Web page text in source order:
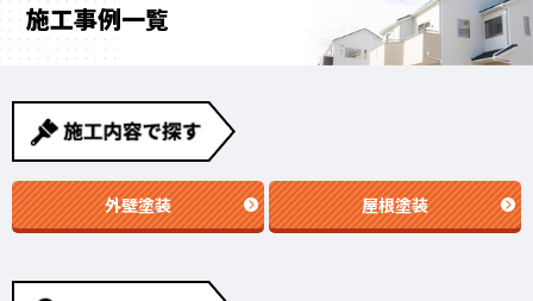
施工事例一覧
外壁塗装 屋根塗装